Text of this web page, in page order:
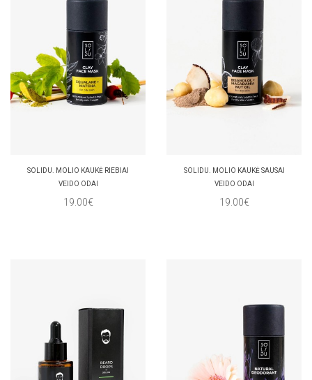
SOLIDU. MOLIO KAUKĖ RIEBIAI
VEIDO ODAI
19.00€
SOLIDU. MOLIO KAUKĖ SAUSAI
VEIDO ODAI
19.00€